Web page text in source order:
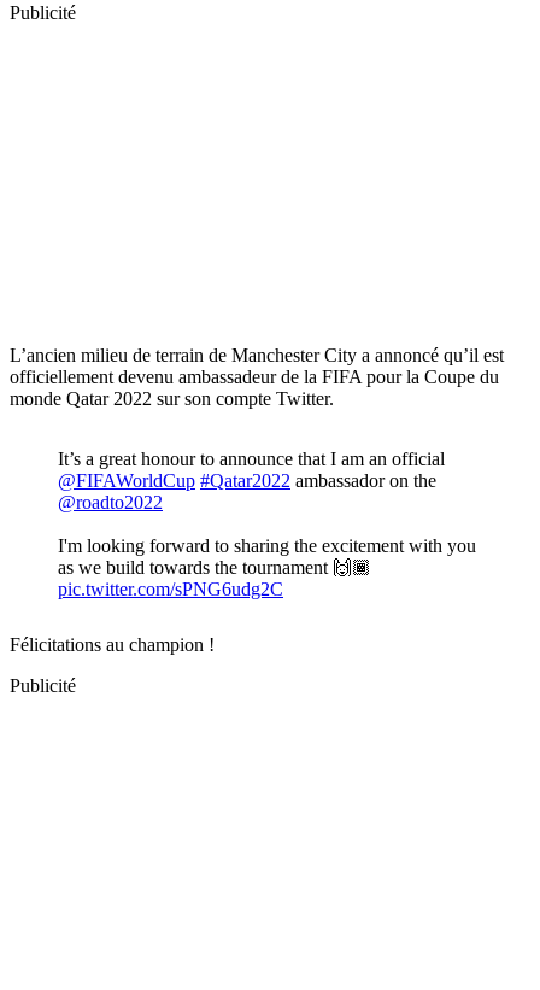
Publicité
L’ancien milieu de terrain de Manchester City a annoncé qu’il est
officiellement devenu ambassadeur de la FIFA pour la Coupe du
monde Qatar 2022 sur son compte Twitter.
Félicitations au champion !
Publicité